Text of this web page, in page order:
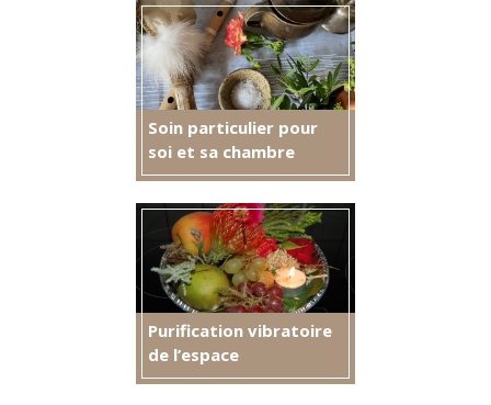
Soin particulier pour
soi et sa chambre
Purification vibratoire
de l’espace